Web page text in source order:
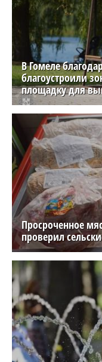
В Гомеле
благоустроили
площадку для
Просроченное
проверил